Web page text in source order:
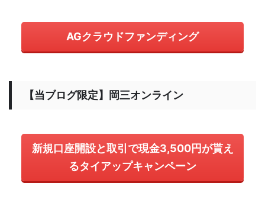
AGクラウドファンディング
【当ブログ限定】岡三オンライン
新規口座開設と取引で現金3,500円が貰え
るタイアップキャンペーン